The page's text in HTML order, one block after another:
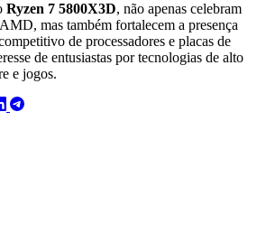
Ryzen 7 5800X3D, não apenas celebram
mas também fortalecem a presença
de processadores e placas de
de entusiastas por tecnologias de alto
e jogos.